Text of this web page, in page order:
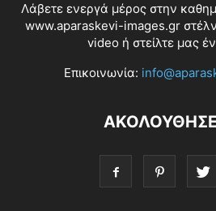
Λάβετε ενεργά μέρος στην
www.aparaskevi-images.gr
video ή στείλτε μας
Επικοινωνία: